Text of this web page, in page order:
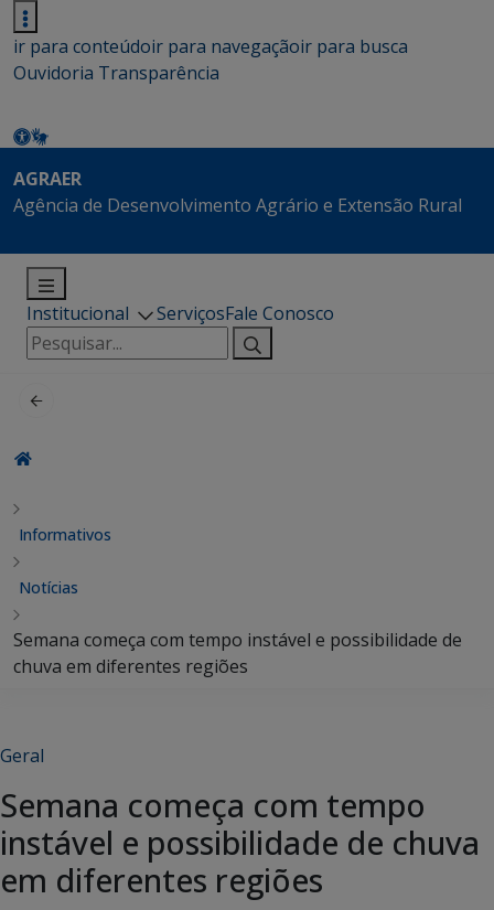
ir para conteúdoir para navegaçãoir para busca
Ouvidoria Transparência
AGRAER
Agência de Desenvolvimento Agrário e Extensão Rural
Institucional ServiçosFale Conosco
Pesquisar
por:
Informativos
Notícias
Semana começa com tempo instável e possibilidade de
chuva em diferentes regiões
Geral
Semana começa com tempo
instável e possibilidade de chuva
em diferentes regiões